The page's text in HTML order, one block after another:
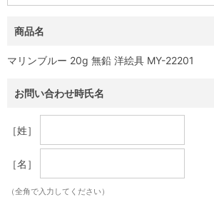
商品名
マリンブルー 20g 無鉛 洋絵具 MY-22201
お問い合わせ時氏名
［姓］
［名］
（全角で入力してください）